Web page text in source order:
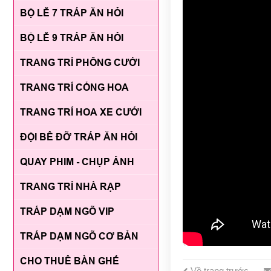
BỘ LỄ 7 TRÁP ĂN HỎI
BỘ LỄ 9 TRÁP ĂN HỎI
TRANG TRÍ PHÔNG CƯỚI
TRANG TRÍ CỔNG HOA
TRANG TRÍ HOA XE CƯỚI
ĐỘI BÊ ĐỠ TRÁP ĂN HỎI
QUAY PHIM - CHỤP ẢNH
TRANG TRÍ NHÀ RẠP
TRÁP DẠM NGÕ VIP
TRÁP DẠM NGÕ CƠ BẢN
CHO THUÊ BÀN GHẾ